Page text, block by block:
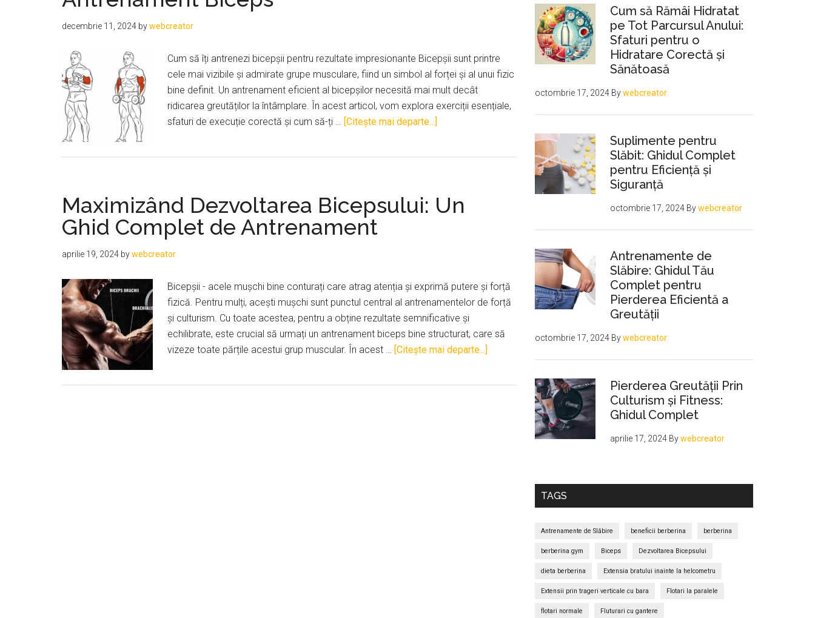
decembrie 11, 2024 bywebcreator
Cum să îți antrenezi bicepșii pentru rezultate impresionante Bicepșii sunt printre
cele mai vizibile și admirate grupe musculare, fiind un simbol al forței și al unui fizic
bine definit. Un antrenament eficient al bicepșilor necesită mai mult decât
ridicarea greutăților la întâmplare. În acest articol, vom explora exerciții esențiale,
sfaturi de execuție corectă și cum să-ți … [Citeşte mai departe...]
Maximizând Dezvoltarea Bicepsului: Un
Ghid Complet de Antrenament
aprilie 19, 2024 bywebcreator
Bicepșii - acele mușchi bine conturați care atrag atenția și exprimă putere și forță
fizică. Pentru mulți, acești mușchi sunt punctul central al antrenamentelor de forță
și culturism. Cu toate acestea, pentru a obține rezultate semnificative și
echilibrate, este crucial să urmați un antrenament biceps bine structurat, care să
vizeze toate părțile acestui grup muscular. În acest … [Citeşte mai departe...]
Cum să Rămâi Hidratat
pe Tot Parcursul Anului:
Sfaturi pentru o
Hidratare Corectă și
Sănătoasă
octombrie 17, 2024 Bywebcreator
Suplimente pentru
Slăbit: Ghidul Complet
pentru Eficiență și
Siguranță
octombrie 17, 2024 Bywebcreator
Antrenamente de
Slăbire: Ghidul Tău
Complet pentru
Pierderea Eficientă a
Greutății
octombrie 17, 2024 Bywebcreator
Pierderea Greutății Prin
Culturism și Fitness:
Ghidul Complet
aprilie 17, 2024 Bywebcreator
TAGS
Antrenamente de Slăbire beneficii berberina berberina
berberina gym Biceps Dezvoltarea Bicepsului
dieta berberina Extensia bratului inainte la helcometru
Extensii prin trageri verticale cu bara Flotari la paralele
flotari normale Fluturari cu gantere